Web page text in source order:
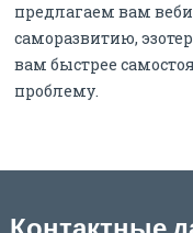
предлагаем вам
саморазвитию,
вам быстрее
проблему.